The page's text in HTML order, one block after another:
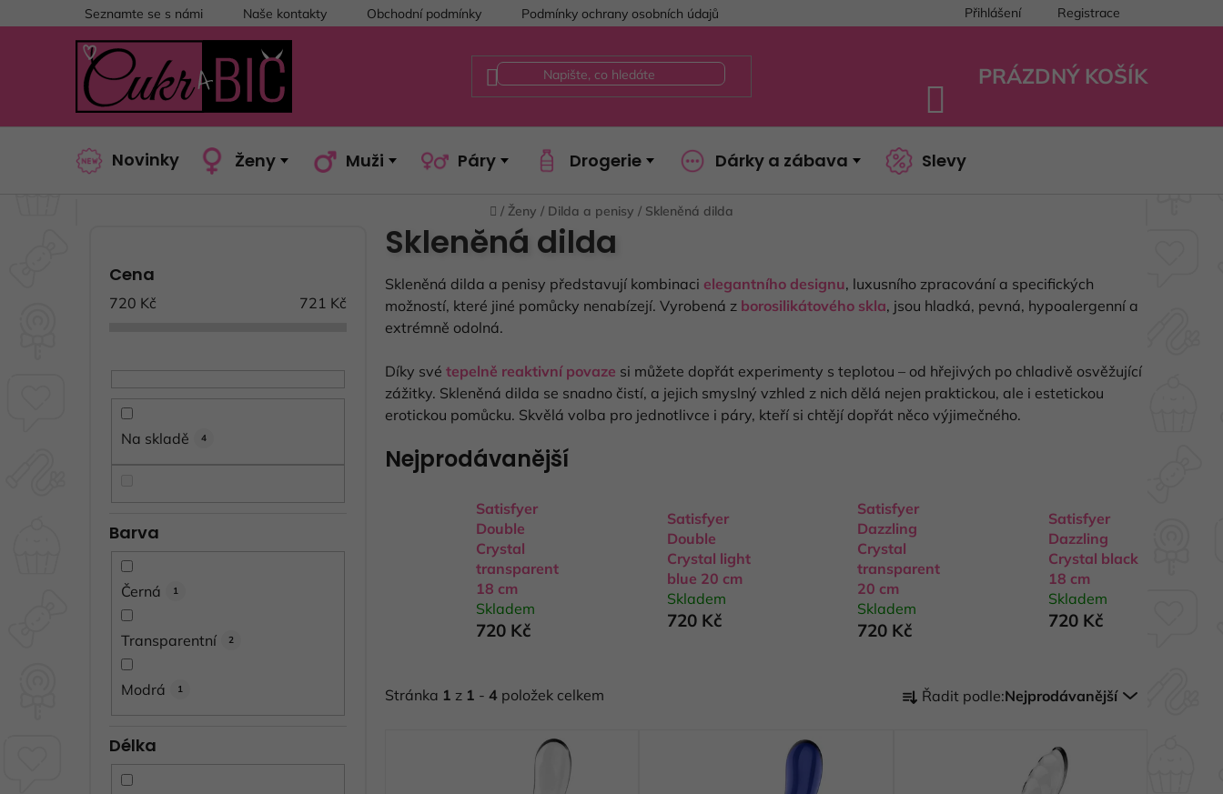
na
Seznamte se s námi Naše kontakty Obchodní podmínky Podmínky ochrany osobních údajů Přihlášení Registrace
PRÁZDNÝ KOŠÍK
Novinky Ženy Muži Páry Drogerie Dárky a zábava Slevy
Domů
/ Ženy / Dilda a penisy / Skleněná dilda
Cena
720 Kč 721 Kč
Na skladě 4
Barva
Černá 1
Transparentní 2
Modrá 1
Délka
Skleněná dilda
Skleněná dilda a penisy představují kombinaci elegantního designu, luxusního zpracování a specifických
možností, které jiné pomůcky nenabízejí. Vyrobená z borosilikátového skla, jsou hladká, pevná, hypoalergenní a
extrémně odolná.
Díky své tepelně reaktivní povaze si můžete dopřát experimenty s teplotou – od hřejivých po chladivě osvěžující
zážitky. Skleněná dilda se snadno čistí, a jejich smyslný vzhled z nich dělá nejen praktickou, ale i estetickou
erotickou pomůcku. Skvělá volba pro jednotlivce i páry, kteří si chtějí dopřát něco výjimečného.
Nejprodávanější
Satisfyer
Double
Crystal
transparent
18 cm
Skladem
720 Kč
Satisfyer
Double
Crystal light
blue 20 cm
Skladem
720 Kč
Satisfyer
Dazzling
Crystal
transparent
20 cm
Skladem
720 Kč
Satisfyer
Dazzling
Crystal black
18 cm
Skladem
720 Kč
Stránka 1 z 1 - 4 položek celkem a Řadit podle:Nejprodávanější